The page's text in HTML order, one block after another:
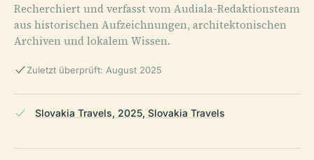
Recherchiert und verfasst vom Audiala-Redaktionsteam
aus historischen Aufzeichnungen, architektonischen
Archiven und lokalem Wissen.
Zuletzt überprüft: August 2025
Slovakia Travels, 2025, Slovakia Travels